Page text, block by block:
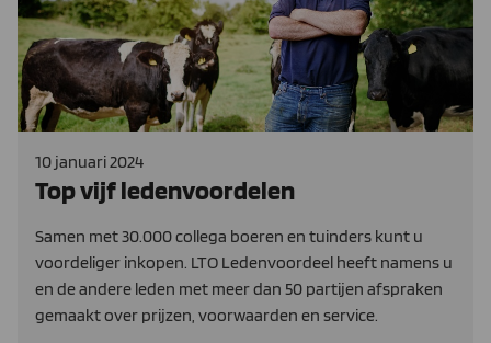
10 januari 2024
Top vijf ledenvoordelen
Samen met 30.000 collega boeren en tuinders kunt u
voordeliger inkopen. LTO Ledenvoordeel heeft namens u
en de andere leden met meer dan 50 partijen afspraken
gemaakt over prijzen, voorwaarden en service.